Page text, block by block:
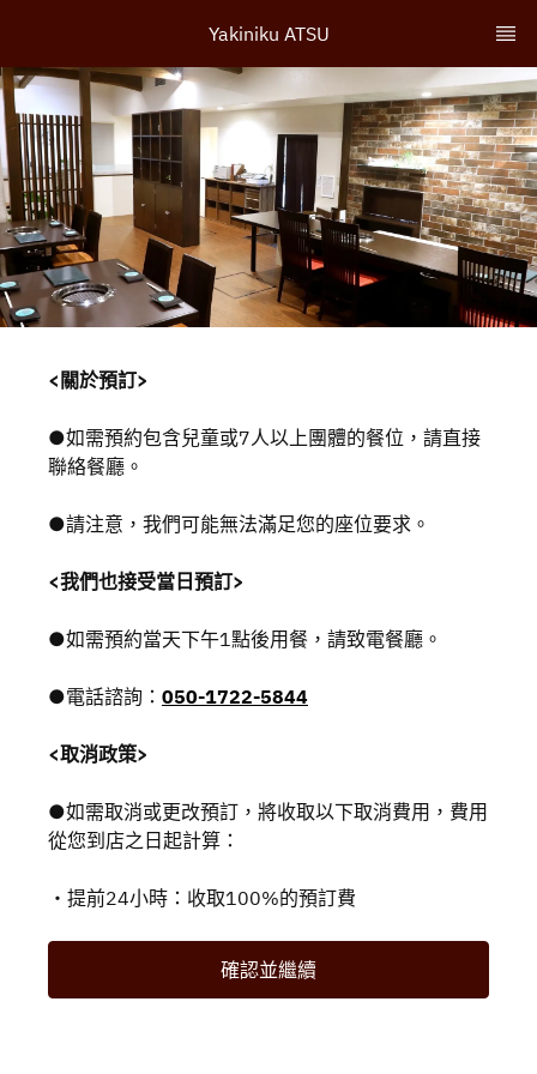
Yakiniku ATSU
<關於預訂>
●如需預約包含兒童或7人以上團體的餐位，請直接
聯絡餐廳。
●請注意，我們可能無法滿足您的座位要求。
<我們也接受當日預訂>
●如需預約當天下午1點後用餐，請致電餐廳。
●電話諮詢： 050-1722-5844
<取消政策>
●如需取消或更改預訂，將收取以下取消費用，費用
從您到店之日起計算：
・提前24小時：收取100%的預訂費
確認並繼續